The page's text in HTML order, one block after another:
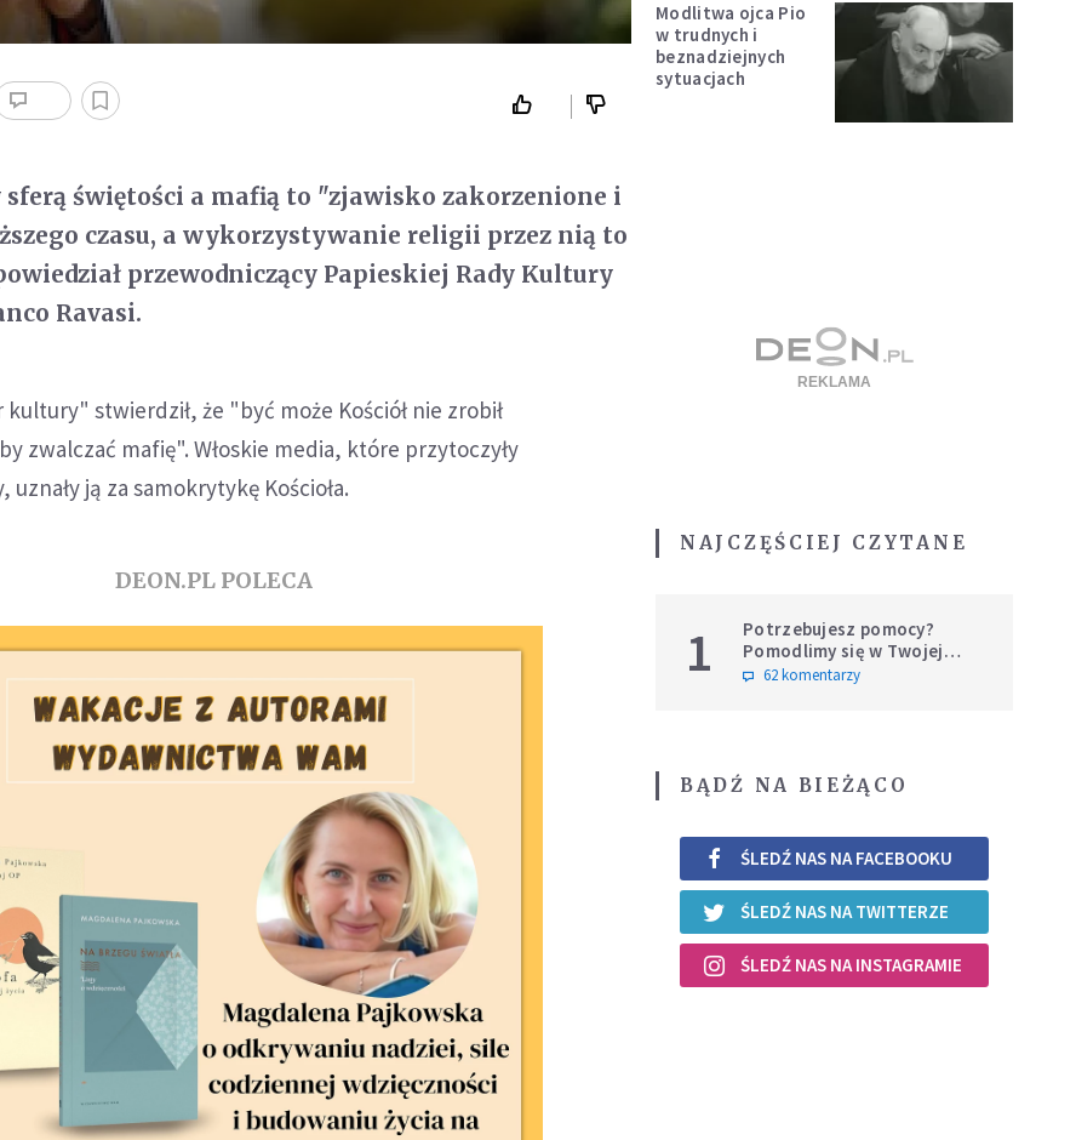
świętości a mafią to "zjawisko zakorzenione i
czasu, a wykorzystywanie religii przez nią to
przewodniczący Papieskiej Rady Kultury
Ravasi.
stwierdził, że "być może Kościół nie zrobił
zwalczać mafię". Włoskie media, które przytoczyły
ją za samokrytykę Kościoła.
DEON.PL POLECA
Modlitwa ojca Pio
w trudnych i
beznadziejnych
sytuacjach
NAJCZĘŚCIEJ CZYTANE
1
Potrzebujesz pomocy?
Pomodlimy się w Twojej
intencji
62 komentarzy
BĄDŹ NA BIEŻĄCO
ŚLEDŹ NAS NA FACEBOOKU
ŚLEDŹ NAS NA TWITTERZE
ŚLEDŹ NAS NA INSTAGRAMIE